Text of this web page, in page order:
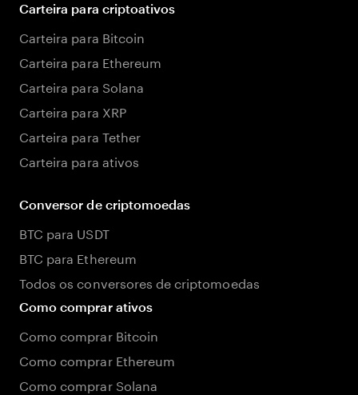
Carteira para criptoativos
Carteira para Bitcoin
Carteira para Ethereum
Carteira para Solana
Carteira para XRP
Carteira para Tether
Carteira para ativos
Conversor de criptomoedas
BTC para USDT
BTC para Ethereum
Todos os conversores de criptomoedas
Como comprar ativos
Como comprar Bitcoin
Como comprar Ethereum
Como comprar Solana